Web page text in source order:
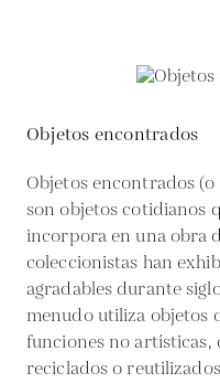
Objetos encontrados
Objetos encontrados
son objetos cotidianos
incorpora en una obra
coleccionistas han
agradables durante
menudo utiliza objetos
funciones no artísticas,
reciclados o